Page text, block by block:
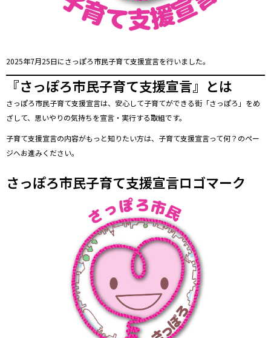
2025年7月25日にさっぽろ市民子育て支援宣言を行いました。
『さっぽろ市民子育て支援宣言』とは
さっぽろ市民子育て支援宣言は、安心して子育てができる街「さっぽろ」をめ
ざして、思いやりの気持ちを宣言・実行する取組です。
子育て支援宣言の内容がもっと知りたい方は、 子育て支援宣言って何？ のペー
ジへお進みください。
さっぽろ市民子育て支援宣言ロゴマーク